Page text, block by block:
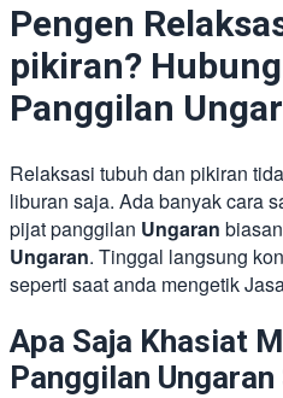
Pengen
pikiran?
Panggilan
Relaksasi tubuh dan pikiran
liburan saja. Ada banyak cara
pijat panggilan Ungaran
Ungaran. Tinggal langsung
seperti saat anda mengetik
Apa Saja Khasiat
Panggilan